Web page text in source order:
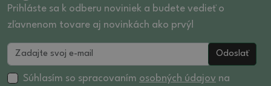
29 (1)
31.5 (1)
15.5 (3)
16 (1)
16.5 (3)
17.5 (1)
Prihláste sa k odberu noviniek a budete vedieť o
zľavnenom tovare aj novinkách ako prvý!
Odoslať
Súhlasím so spracovaním osobných údajov na